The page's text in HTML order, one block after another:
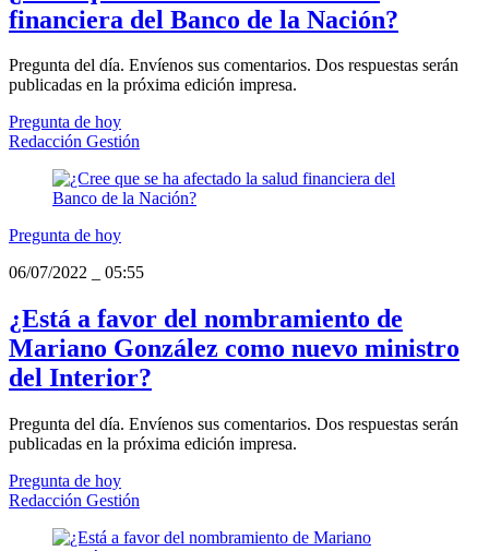
financiera del Banco de la Nación?
Pregunta del día. Envíenos sus comentarios. Dos respuestas serán
publicadas en la próxima edición impresa.
Pregunta de hoy
Redacción Gestión
Pregunta de hoy
06/07/2022
05:55
¿Está a favor del nombramiento de
Mariano González como nuevo ministro
del Interior?
Pregunta del día. Envíenos sus comentarios. Dos respuestas serán
publicadas en la próxima edición impresa.
Pregunta de hoy
Redacción Gestión